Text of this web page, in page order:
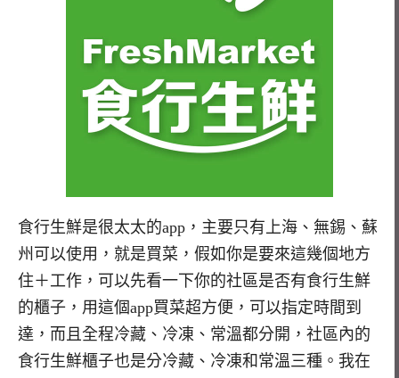
食行生鮮是很太太的app，主要只有上海、無錫、蘇
州可以使用，就是買菜，假如你是要來這幾個地方
住＋工作，可以先看一下你的社區是否有食行生鮮
的櫃子，用這個app買菜超方便，可以指定時間到
達，而且全程冷藏、冷凍、常溫都分開，社區內的
食行生鮮櫃子也是分冷藏、冷凍和常溫三種。我在